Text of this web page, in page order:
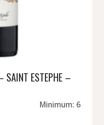
SAINT ESTEPHE –
Minimum: 6